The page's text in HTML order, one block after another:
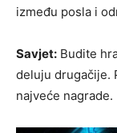
između posla i
Savjet: Budite
deluju drugačije.
najveće nagrade.